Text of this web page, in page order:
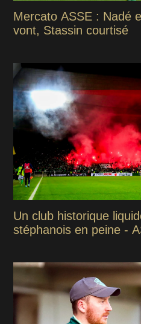
Mercato ASSE : Nadé
vont, Stassin courtisé
Un club historique
stéphanois en peine -